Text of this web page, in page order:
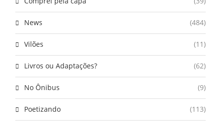
News (484)
Vilões (11)
Livros ou Adaptações? (62)
No Ônibus (9)
Poetizando (113)